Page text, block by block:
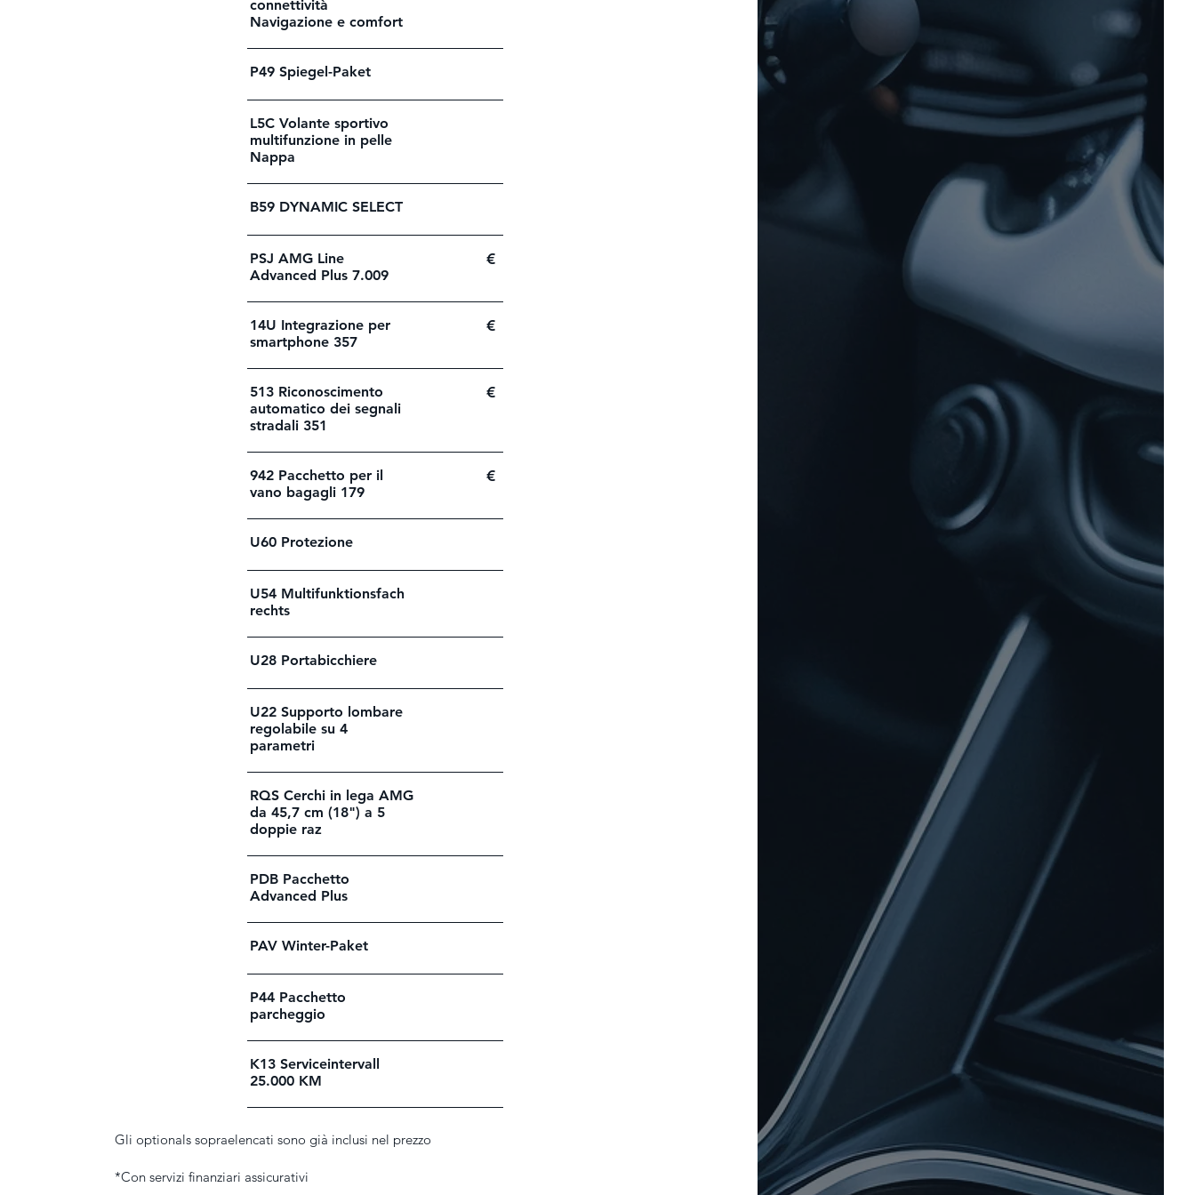
connettività
Navigazione e comfort
P49 Spiegel-Paket
L5C Volante sportivo
multifunzione in pelle
Nappa
B59 DYNAMIC SELECT
PSJ AMG Line
Advanced Plus 7.009
€
14U Integrazione per
smartphone 357
€
513 Riconoscimento
automatico dei segnali
stradali 351
€
942 Pacchetto per il
vano bagagli 179
€
U60 Protezione
U54 Multifunktionsfach
rechts
U28 Portabicchiere
U22 Supporto lombare
regolabile su 4
parametri
RQS Cerchi in lega AMG
da 45,7 cm (18") a 5
doppie raz
PDB Pacchetto
Advanced Plus
PAV Winter-Paket
P44 Pacchetto
parcheggio
K13 Serviceintervall
25.000 KM
Gli optionals sopraelencati sono già inclusi nel prezzo
*Con servizi finanziari assicurativi